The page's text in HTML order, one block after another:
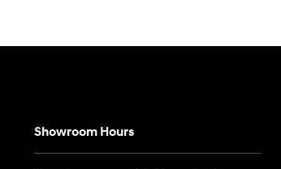
Showroom Hours